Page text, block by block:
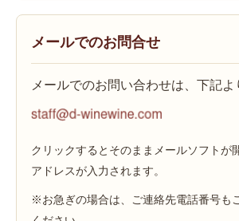
メールでのお問合せ
メールでのお問い合わせは、下記よ
クリックするとそのままメールソフトが
アドレスが入力されます。
※お急ぎの場合は、ご連絡先電話番号も